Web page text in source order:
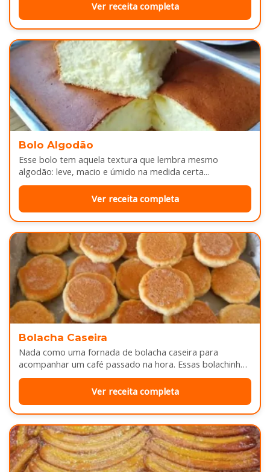
Ver receita completa
Bolo Algodão
Esse bolo tem aquela textura que lembra mesmo
algodão: leve, macio e úmido na medida certa...
Ver receita completa
Bolacha Caseira
Nada como uma fornada de bolacha caseira para
acompanhar um café passado na hora. Essas bolachinhas
ficam levemente douradas por…
Ver receita completa